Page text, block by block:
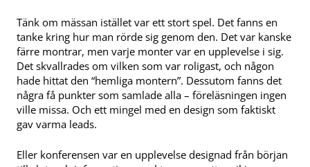
Tänk om mässan istället var ett stort spel. Det fanns en
tanke kring hur man rörde sig genom den. Det var kanske
färre montrar, men varje monter var en upplevelse i sig.
Det skvallrades om vilken som var roligast, och någon
hade hittat den “hemliga montern”. Dessutom fanns det
några få punkter som samlade alla – föreläsningen ingen
ville missa. Och ett mingel med en design som faktiskt
gav varma leads.
Eller konferensen var en upplevelse designad från början